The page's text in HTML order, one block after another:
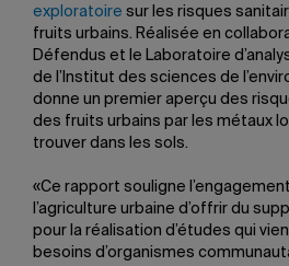
exploratoire sur les risques
fruits urbains. Réalisée en
Défendus et le Laboratoire
de l’Institut des sciences de
donne un premier aperçu des
des fruits urbains par les métaux
trouver dans les sols.
«Ce rapport souligne
l’agriculture urbaine d’offrir du
pour la réalisation d’études qui
besoins d’organismes